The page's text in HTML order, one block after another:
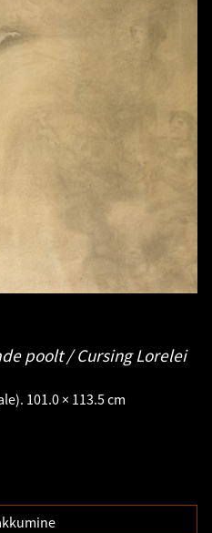
poolt / Cursing Lorelei
101.0 × 113.5 cm